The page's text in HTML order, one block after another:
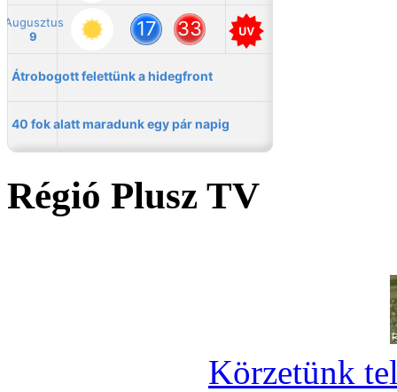
Régió Plusz TV
Körzetünk